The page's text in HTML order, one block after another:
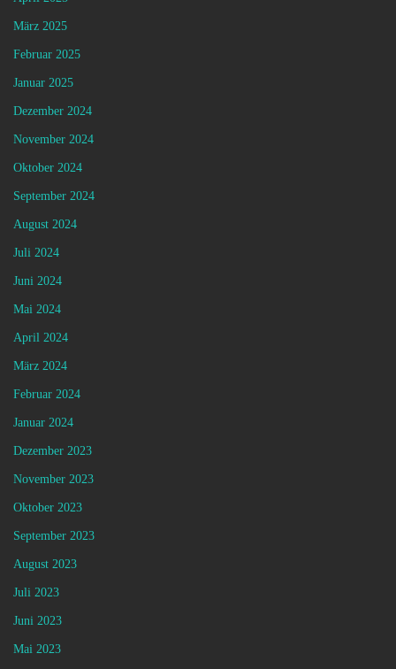
März 2025
Februar 2025
Januar 2025
Dezember 2024
November 2024
Oktober 2024
September 2024
August 2024
Juli 2024
Juni 2024
Mai 2024
April 2024
März 2024
Februar 2024
Januar 2024
Dezember 2023
November 2023
Oktober 2023
September 2023
August 2023
Juli 2023
Juni 2023
Mai 2023